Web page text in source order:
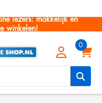
lezers: makkelijk en
winkelen!